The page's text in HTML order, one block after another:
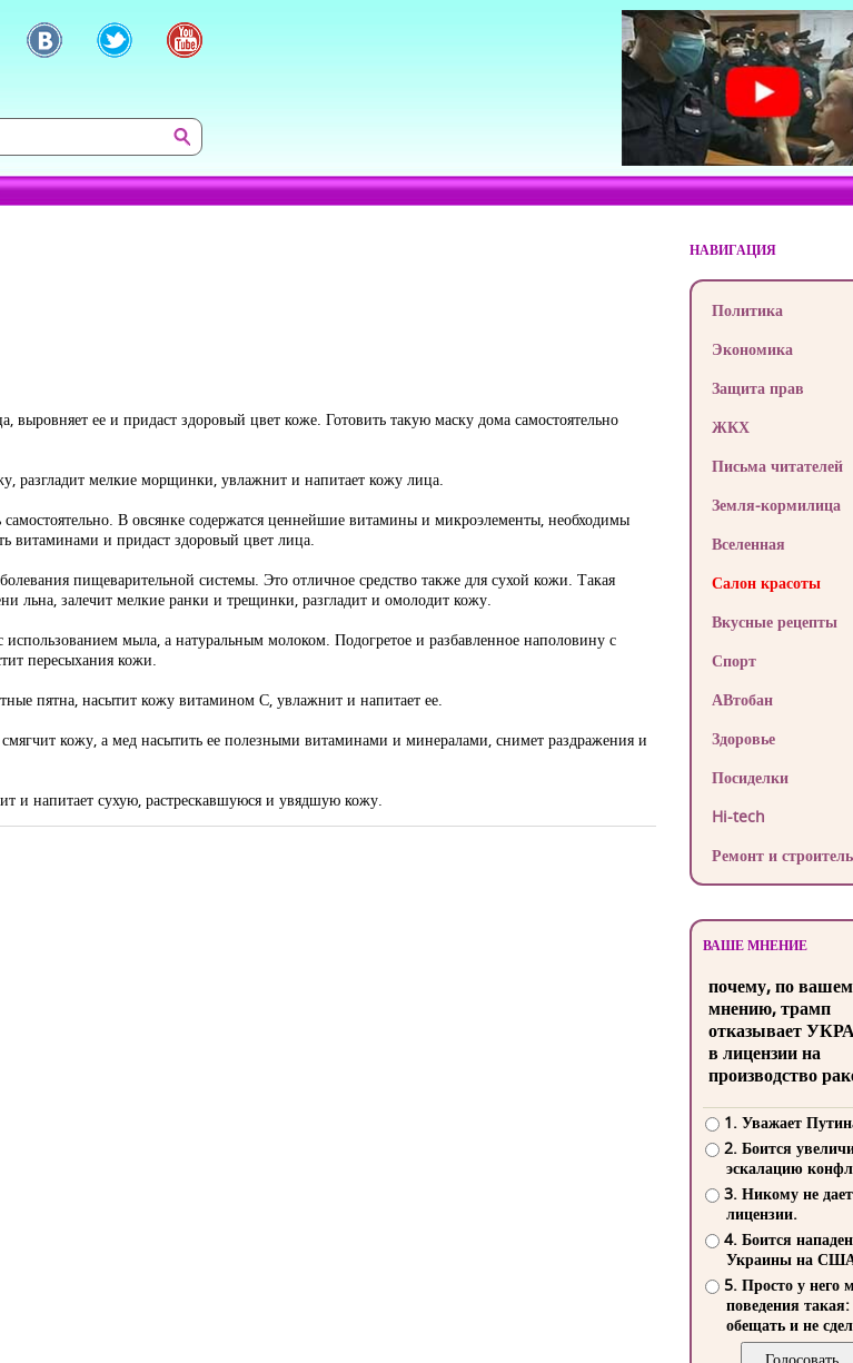
ее и придаст здоровый цвет коже. Готовить такую маску дома самостоятельно
разгладит мелкие морщинки, увлажнит и напитает кожу лица.
В овсянке содержатся ценнейшие витамины и микроэлементы, необходимы
витаминами и придаст здоровый цвет лица.
пищеварительной системы. Это отличное средство также для сухой кожи. Такая
льна, залечит мелкие ранки и трещинки, разгладит и омолодит кожу.
мыла, а натуральным молоком. Подогретое и разбавленное наполовину с
пересыхания кожи.
пятна, насытит кожу витамином С, увлажнит и напитает ее.
кожу, а мед насытить ее полезными витаминами и минералами, снимет раздражения и
и напитает сухую, растрескавшуюся и увядшую кожу.
НАВИГАЦИЯ
Политика
Экономика
Защита прав
ЖКХ
Письма читателей
Земля-кормилица
Вселенная
Салон красоты
Вкусные рецепты
Спорт
АВтобан
Здоровье
Посиделки
Hi-tech
Ремонт и
ВАШЕ МНЕНИЕ
почему, по
мнению, трамп
отказывает
в лицензии на
производство
1. Уважает
2. Боится
эскалацию
3. Никому не
лицензии.
4. Боится
Украины на
5. Просто у него
поведения такая:
обещать и не